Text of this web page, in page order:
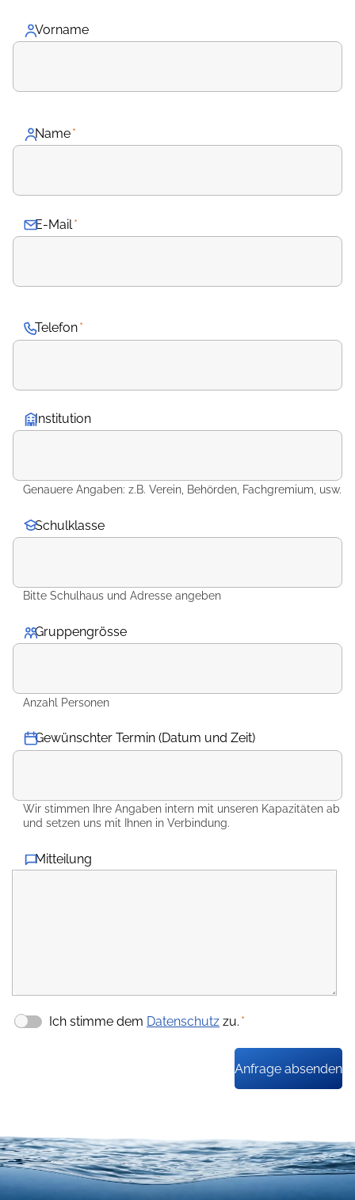
Vorname
Name*
E-Mail *
Telefon*
Institution
Genauere Angaben: z.B. Verein, Behörden, Fachgremium, usw.
Schulklasse
Bitte Schulhaus und Adresse angeben
Gruppengrösse
Anzahl Personen
Gewünschter Termin (Datum und Zeit)
Wir stimmen Ihre Angaben intern mit unseren Kapazitäten ab
und setzen uns mit Ihnen in Verbindung.
Mitteilung
Ich stimme dem Datenschutz zu. *
Anfrage absenden